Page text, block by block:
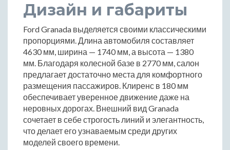
Дизайн и габариты
Ford Granada выделяется своими классическими
пропорциями. Длина автомобиля составляет
4630 мм, ширина — 1740 мм, а высота — 1380
мм. Благодаря колесной базе в 2770 мм, салон
предлагает достаточно места для комфортного
размещения пассажиров. Клиренс в 180 мм
обеспечивает уверенное движение даже на
неровных дорогах. Внешний вид Granada
сочетает в себе строгость линий и элегантность,
что делает его узнаваемым среди других
моделей своего времени.